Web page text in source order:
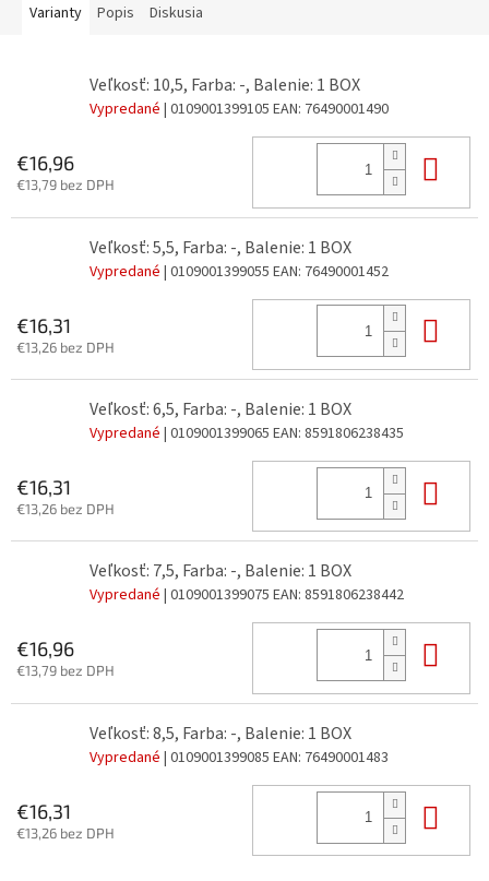
Varianty Popis Diskusia
Veľkosť: 10,5, Farba: -, Balenie: 1 BOX
Vypredané | 0109001399105 EAN: 76490001490
€16,96
€13,79 bez DPH
Veľkosť: 5,5, Farba: -, Balenie: 1 BOX
Vypredané | 0109001399055 EAN: 76490001452
€16,31
€13,26 bez DPH
Veľkosť: 6,5, Farba: -, Balenie: 1 BOX
Vypredané | 0109001399065 EAN: 8591806238435
€16,31
€13,26 bez DPH
Veľkosť: 7,5, Farba: -, Balenie: 1 BOX
Vypredané | 0109001399075 EAN: 8591806238442
€16,96
€13,79 bez DPH
Veľkosť: 8,5, Farba: -, Balenie: 1 BOX
Vypredané | 0109001399085 EAN: 76490001483
€16,31
€13,26 bez DPH